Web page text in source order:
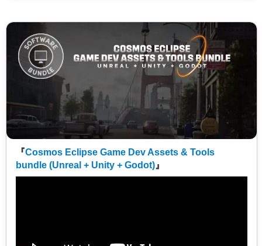
『Cosmos Eclipse Game Dev Assets & Tools
bundle (Unreal + Unity + Godot) 』